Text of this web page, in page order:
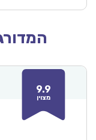
9.9
מצוין